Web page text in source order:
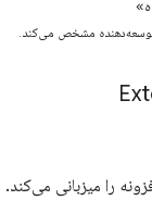
توسعه‌دهنده مشخص می‌کند.
را میزبانی می‌کند.